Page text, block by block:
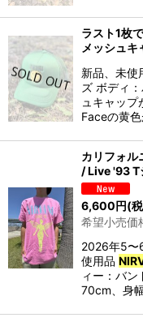
ラスト1枚
メッシュキ
新品、未使
ズ ボディ
ュキャッ
Faceの黄
カリフォル
/ Live '93 T
6,600円(
希望小売価
2026年5〜
使用品
ィー：バン
70cm、身